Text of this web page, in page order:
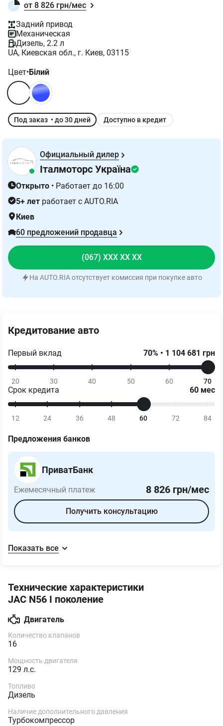
от 8 826 грн/мес
Задний привод
Механическая
Дизель, 2.2 л
UA, Киевская обл., г. Киев, 03115
Цвет•Білий
Под заказ • до 30 дней Доступно в кредит
Официальный дилер
Італмоторс Україна
Открыто • Работает до 16:00
5+ лет работает с AUTO.RIA
Киев
60 предложений продавца
(067) XXX XX XX
На AUTO.RIA отсутствует комиссия при покупке авто
Кредитование авто
Первый вклад 70% • 1 104 681 грн
20 30 40 50 60 70
Срок кредита 60 мес
12 24 36 48 60 72 84
Предложения банков
ПриватБанк
Ежемесячный платеж 8 826 грн/мес
Получить консультацию
Показать все
Технические характеристики
JAC N56 I поколение
Двигатель
Количество клапанов
16
Мощность двигателя
129 л.с.
Топливо
Дизель
Наличие дополнительного давления
Турбокомпрессор